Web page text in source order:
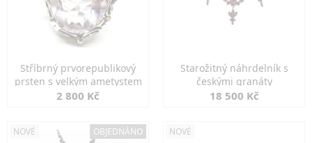
Stříbrný prvorepublikový
prsten s velkým ametystem
2 800 Kč
Starožitný náhrdelník s
českými granáty
18 500 Kč
NOVÉ OBJEDNÁNO NOVÉ